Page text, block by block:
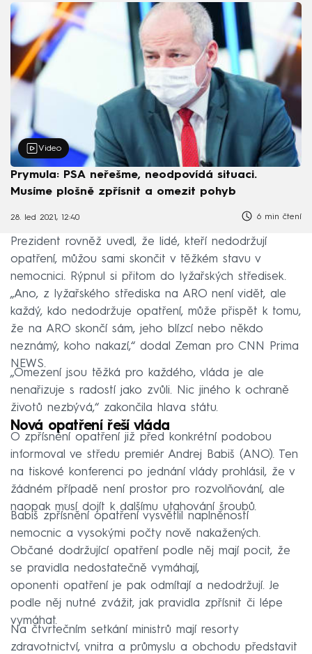
Video
Prymula: PSA neřešme, neodpovídá situaci.
Musíme plošně zpřísnit a omezit pohyb
28. led 2021, 12:40 6 min čtení
Prezident rovněž uvedl, že lidé, kteří nedodržují
opatření, můžou sami skončit v těžkém stavu v
nemocnici. Rýpnul si přitom do lyžařských středisek.
„Ano, z lyžařského střediska na ARO není vidět, ale
každý, kdo nedodržuje opatření, může přispět k tomu,
že na ARO skončí sám, jeho blízcí nebo někdo
neznámý, koho nakazí,“ dodal Zeman pro CNN Prima
NEWS.
„Omezení jsou těžká pro každého, vláda je ale
nenařizuje s radostí jako zvůli. Nic jiného k ochraně
životů nezbývá,“ zakončila hlava státu.
Nová opatření řeší vláda
O zpřísnění opatření již před konkrétní podobou
informoval ve středu premiér Andrej Babiš (ANO). Ten
na tiskové konferenci po jednání vlády prohlásil, že v
žádném případě není prostor pro rozvolňování, ale
naopak musí dojít k dalšímu utahování šroubů.
Babiš zpřísnění opatření vysvětlil naplněností
nemocnic a vysokými počty nově nakažených.
Občané dodržující opatření podle něj mají pocit, že
se pravidla nedostatečně vymáhají,
oponenti opatření je pak odmítají a nedodržují. Je
podle něj nutné zvážit, jak pravidla zpřísnit či lépe
vymáhat.
Na čtvrtečním setkání ministrů mají resorty
zdravotnictví, vnitra a průmyslu a obchodu představit